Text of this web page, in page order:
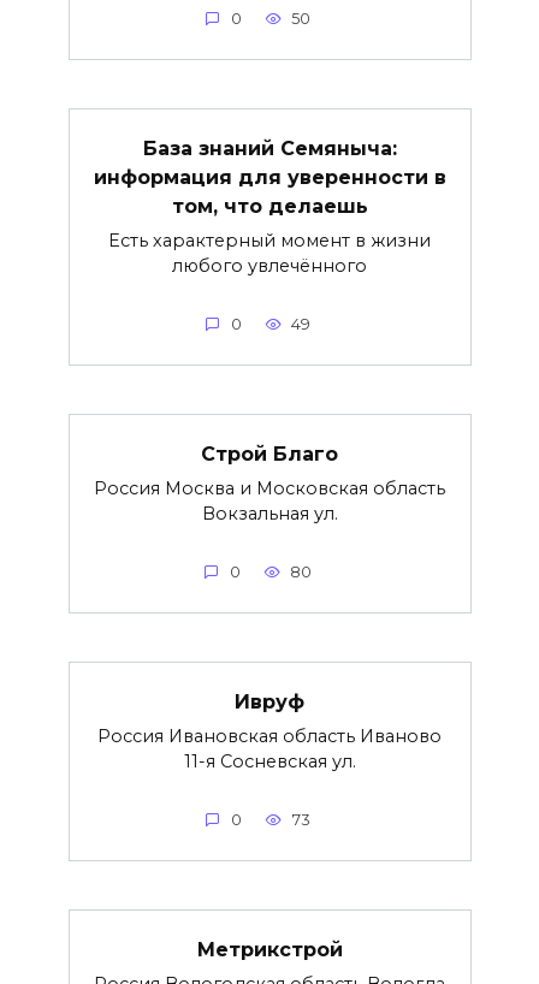
0 50
База знаний Семяныча:
информация для уверенности в
том, что делаешь
Есть характерный момент в жизни
любого увлечённого
0 49
Строй Благо
Россия Москва и Московская область
Вокзальная ул.
0 80
Ивруф
Россия Ивановская область Иваново
11-я Сосневская ул.
0 73
Метрикстрой